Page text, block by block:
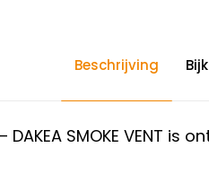
Beschrijving
SMOKE VENT is